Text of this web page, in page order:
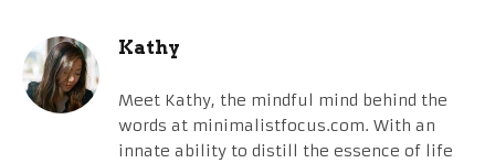
Kathy
Meet Kathy, the mindful mind behind the
words at minimalistfocus.com. With an
innate ability to distill the essence of life